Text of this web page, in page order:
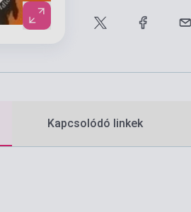
Kapcsolódó linkek